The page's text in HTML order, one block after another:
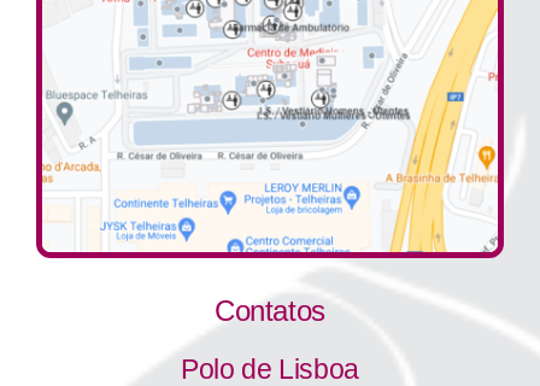
Contatos
Polo de Lisboa